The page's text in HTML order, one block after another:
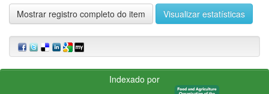
Mostrar registro completo do item Visualizar estatísticas
Indexado por